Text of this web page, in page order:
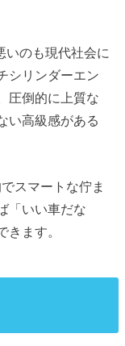
いのも現代社会に
シリンダーエン
圧倒的に上質な
い高級感がある
スマートな佇ま
「いい車だな
きます。